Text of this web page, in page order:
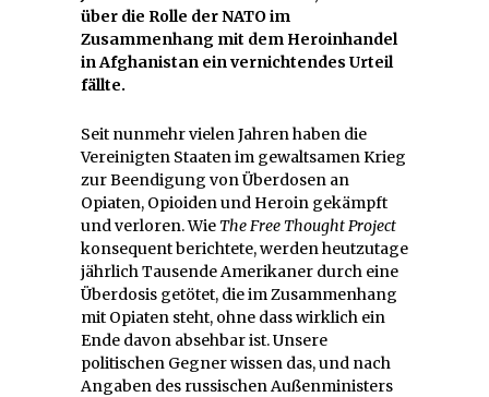
über die Rolle der NATO im
Zusammenhang mit dem Heroinhandel
in Afghanistan ein vernichtendes Urteil
fällte.
Seit nunmehr vielen Jahren haben die
Vereinigten Staaten im gewaltsamen Krieg
zur Beendigung von Überdosen an
Opiaten, Opioiden und Heroin gekämpft
und verloren. Wie The Free Thought Project
konsequent berichtete, werden heutzutage
jährlich Tausende Amerikaner durch eine
Überdosis getötet, die im Zusammenhang
mit Opiaten steht, ohne dass wirklich ein
Ende davon absehbar ist. Unsere
politischen Gegner wissen das, und nach
Angaben des russischen Außenministers